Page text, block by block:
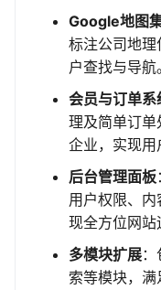
Google地图
标注公司地
户查找与导航。
会员与订单系
理及简单订
企业，实现用
后台管理面板
用户权限、
现全方位网站
多模块扩展
索等模块，满